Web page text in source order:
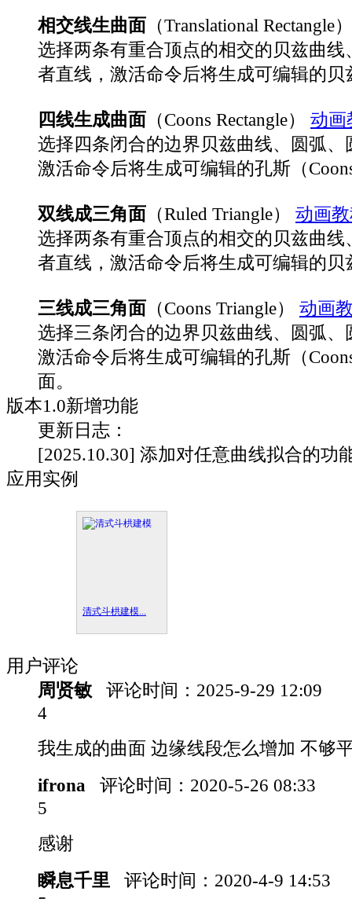
相交线生曲面 （Translational Rectangle）
选择两条有重合顶点的相交的贝兹曲线
者直线，激活命令后将生成可编辑的贝
四线生成曲面 （Coons Rectangle）
动画
选择四条闭合的边界贝兹曲线、圆弧、
激活命令后将生成可编辑的孔斯（
双线成三角面 （Ruled Triangle）
动画
选择两条有重合顶点的相交的贝兹曲线
者直线，激活命令后将生成可编辑的贝
三线成三角面 （Coons Triangle）
动画
选择三条闭合的边界贝兹曲线、圆弧、
激活命令后将生成可编辑的孔斯（
面。
版本1.0新增功能
更新日志：
[2025.10.30] 添加对任意曲线拟合的功
应用实例
清式斗栱建模...
用户评论
周贤敏
评论时间： 2025-9-29 12:09
4
我生成的曲面 边缘线段怎么增加 不够
ifrona
评论时间： 2020-5-26 08:33
5
感谢
瞬息千里
评论时间： 2020-4-9 14:53